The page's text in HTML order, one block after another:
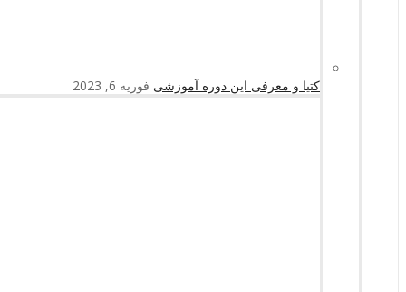
کتیا و معرفی این دوره آموزشی فوریه 6, 2023